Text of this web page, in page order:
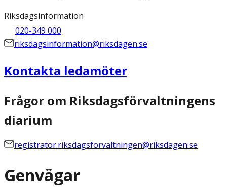
Riksdagsinformation
020-349 000
riksdagsinformation@riksdagen.se
Kontakta ledamöter
Frågor om Riksdagsförvaltningens
diarium
registrator.riksdagsforvaltningen@riksdagen.se
Genvägar